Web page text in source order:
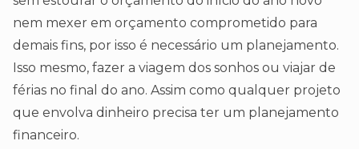
nem mexer em orçamento comprometido para
demais fins, por isso é necessário um planejamento.
Isso mesmo, fazer a viagem dos sonhos ou viajar de
férias no final do ano. Assim como qualquer projeto
que envolva dinheiro precisa ter um planejamento
financeiro.